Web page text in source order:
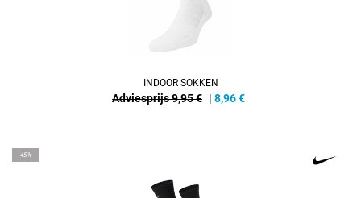
INDOOR SOKKEN
Adviesprijs 9,95 € | 8,96€
-45%